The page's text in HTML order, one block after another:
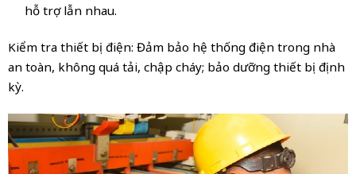
hỗ trợ lẫn nhau.
Kiểm tra thiết bị điện: Đảm bảo hệ thống điện trong nhà
an toàn, không quá tải, chập cháy; bảo dưỡng thiết bị định
kỳ.